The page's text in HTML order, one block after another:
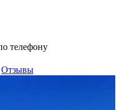
телефону
Отзывы